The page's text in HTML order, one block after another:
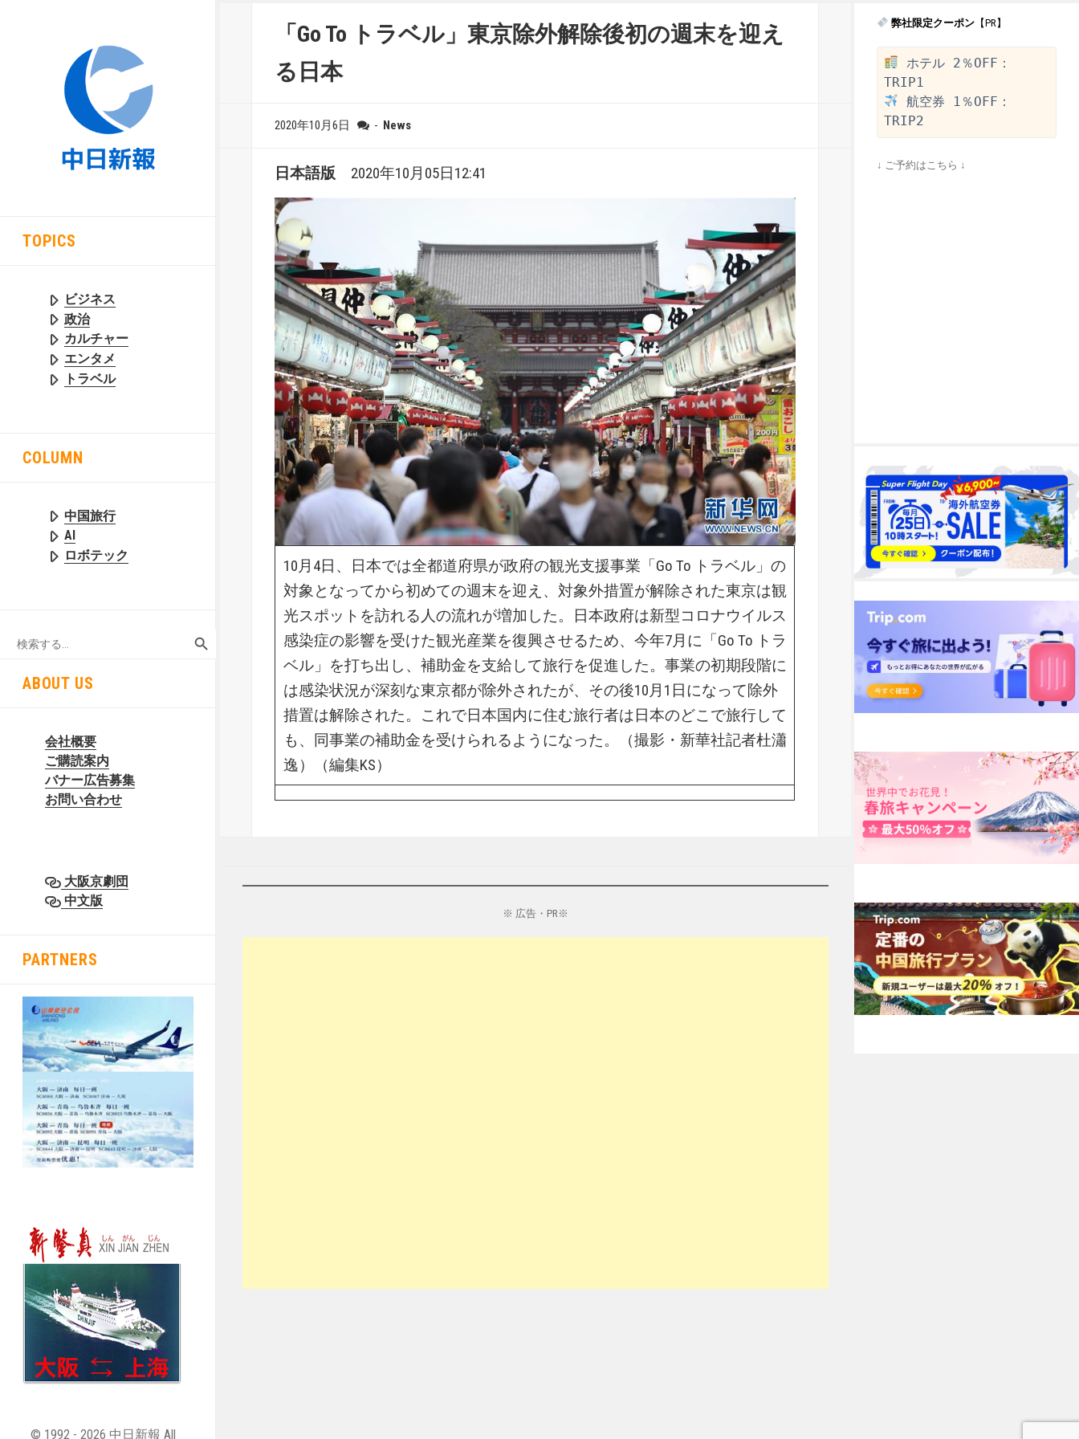
TOPICS
ビジネス
政治
カルチャー
エンタメ
トラベル
COLUMN
中国旅行
AI
ロボテック
Search
ABOUT US
会社概要
ご購読案内
バナー広告募集
お問い合わせ
大阪京劇団
中文版
PARTNERS
© 1992 - 2026 中日新報 All
「Go To トラベル」東京除外解除後初の週末を迎え
る日本
2020年10月6日 - News
日本語版 2020年10月05日12:41
10月4日、日本では全都道府県が政府の観光支援事業「Go To トラベル」の
対象となってから初めての週末を迎え、対象外措置が解除された東京は観
光スポットを訪れる人の流れが増加した。日本政府は新型コロナウイルス
感染症の影響を受けた観光産業を復興させるため、今年7月に「Go To トラ
ベル」を打ち出し、補助金を支給して旅行を促進した。事業の初期段階に
は感染状況が深刻な東京都が除外されたが、その後10月1日になって除外
措置は解除された。これで日本国内に住む旅行者は日本のどこで旅行して
も、同事業の補助金を受けられるようになった。（撮影・新華社記者杜瀟
逸）（編集KS）
※ 広告・PR※
弊社限定クーポン【PR】
ホテル 2％OFF：
航空券 1％OFF：
↓ ご予約はこちら ↓